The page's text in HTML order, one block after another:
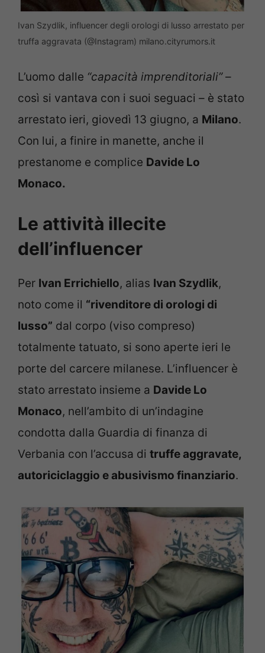
Ivan Szydlik, influencer degli orologi di lusso arrestato per
truffa aggravata (@Instagram) milano.cityrumors.it
L’uomo dalle “capacità imprenditoriali”–
così si vantava con i suoi seguaci – è stato
arrestato ieri, giovedì 13 giugno, a Milano.
Con lui, a finire in manette, anche il
prestanome e complice Davide Lo
Monaco.
Le attività illecite
dell’influencer
Per Ivan Errichiello, alias Ivan Szydlik,
noto come il “rivenditore di orologi di
lusso” dal corpo (viso compreso)
totalmente tatuato, si sono aperte ieri le
porte del carcere milanese. L’influencer è
stato arrestato insieme a Davide Lo
Monaco, nell’ambito di un’indagine
condotta dalla Guardia di finanza di
Verbania con l’accusa di truffe aggravate,
autoriciclaggio e abusivismo finanziario.